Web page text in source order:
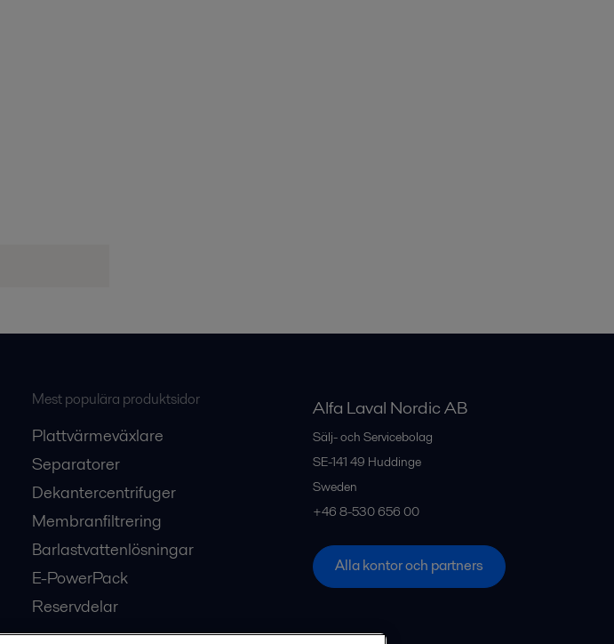
Mest populära produktsidor
Plattvärmeväxlare
Separatorer
Dekantercentrifuger
Membranfiltrering
Barlastvattenlösningar
E-PowerPack
Reservdelar
Alfa Laval Nordic AB
Sälj- och Servicebolag
SE-141 49 Huddinge
Sweden
+46 8-530 656 00
Alla kontor och partners